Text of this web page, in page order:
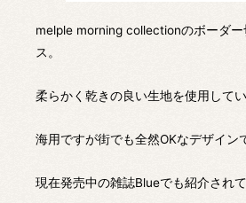
melple morning collectionのボーダー
ス。
柔らかく乾きの良い生地を使用してい
海用ですが街でも全然OKなデザイン
現在発売中の雑誌Blueでも紹介されて